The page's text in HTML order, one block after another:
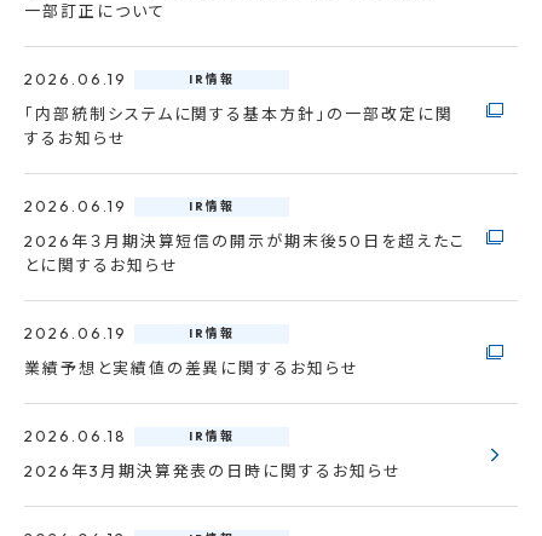
一部訂正について
2026.06.19 IR情報
「内部統制システムに関する基本方針」の一部改定に関
するお知らせ
2026.06.19 IR情報
2026年３月期決算短信の開示が期末後50日を超えたこ
とに関するお知らせ
2026.06.19 IR情報
業績予想と実績値の差異に関するお知らせ
2026.06.18 IR情報
2026年3月期決算発表の日時に関するお知らせ